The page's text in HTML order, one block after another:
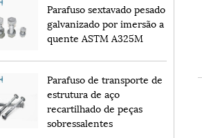
Parafuso sextavado pesado
galvanizado por imersão a
quente ASTM A325M
Parafuso de transporte de
estrutura de aço
recartilhado de peças
sobressalentes